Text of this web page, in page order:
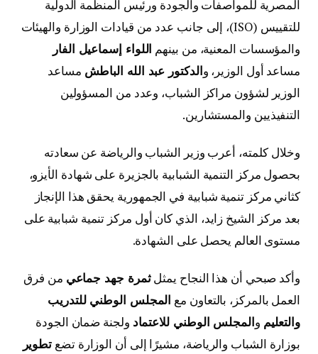
المصرية للمواصفات والجودة ورئيس المنظمة الدولية
للتقييس (ISO)، إلى جانب عدد من قيادات الوزارة والهيئات
والمؤسسات المعنية، من بينهم اللواء إسماعيل الفار
مساعد أول الوزير، والدكتور عبد الله الباطش مساعد
الوزير لشؤون مراكز الشباب، وعدد من المسؤولين
التنفيذيين والمستشارين.
وخلال كلمته، أعرب وزير الشباب والرياضة عن سعادته
بحصول مركز التنمية الشبابية بالجزيرة على شهادة الأيزو،
كثاني مركز تنمية شبابية في الجمهورية يحقق هذا الإنجاز
بعد مركز الشيخ زايد، الذي كان أول مركز تنمية شبابية على
مستوى العالم يحصل على الشهادة.
وأكد صبحي أن هذا النجاح يمثلثمرة جهد جماعي من فرق
العمل بالمركز، بالتعاون مع المجلس الوطني للتدريب
والتعليم والمجلس الوطني للاعتماد ولجنة ضمان الجودة
بوزارة الشباب والرياضة، مشيرًا إلى أن الوزارة تضع تطوير